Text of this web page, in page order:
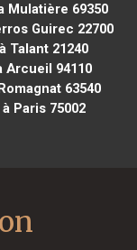
Mulatière 69350
Guirec 22700
Talant 21240
94110
63540
Paris 75002